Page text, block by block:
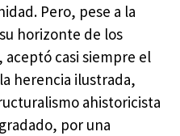
Pero, pese a la
horizonte de los
casi siempre el
herencia ilustrada,
ahistoricista
por una